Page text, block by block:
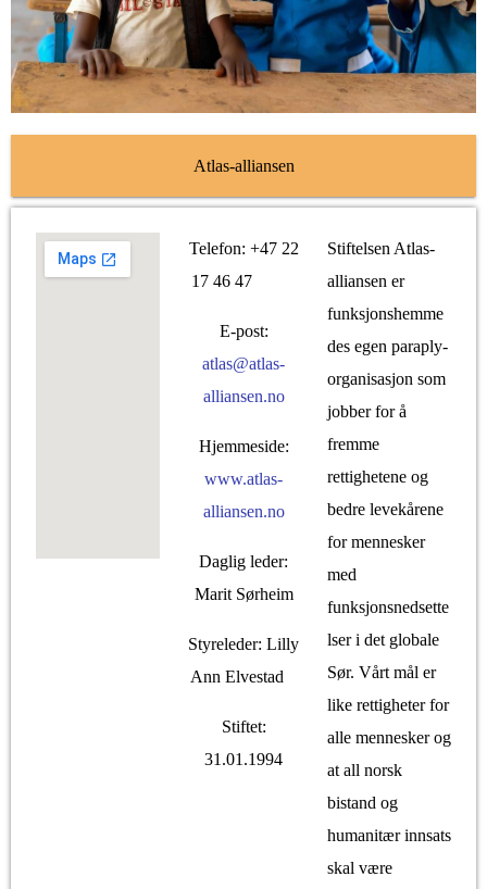
Atlas-alliansen
Telefon: +47 22
17 46 47
E-post:
atlas@atlas-
alliansen.no
Hjemmeside:
www.atlas-
alliansen.no
Daglig leder:
Marit Sørheim
Styreleder: Lilly
Ann Elvestad
Stiftet:
31.01.1994
Stiftelsen Atlas-
alliansen er
funksjonshemme
des egen paraply­
organisasjon som
jobber for å
fremme
rettighetene og
bedre levekårene
for mennesker
med
funksjonsnedsette
lser i det globale
Sør. Vårt mål er
like rettigheter for
alle mennesker og
at all norsk
bistand og
humanitær innsats
skal være